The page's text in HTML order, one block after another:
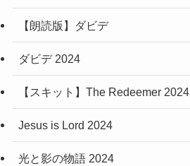
【朗読版】ダビデ
ダビデ 2024
【スキット】The Redeemer 2024
Jesus is Lord 2024
光と影の物語 2024